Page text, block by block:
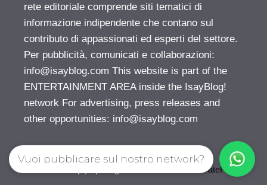
rete editoriale comprende siti tematici di
informazione indipendente che contano sul
contributo di appassionati ed esperti del settore.
Per pubblicità, comunicati e collaborazioni:
info@isayblog.com This website is part of the
ENTERTAINMENT AREA inside the IsayBlog!
network For advertising, press releases and
other opportunities: info@isayblog.com
GeneratePress
Vuoi pubblicare sul nostro network?